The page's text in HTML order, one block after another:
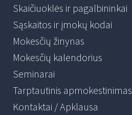
Skaičiuoklės ir pagalbininkai
Sąskaitos ir įmokų kodai
Mokesčių žinynas
Mokesčių kalendorius
Seminarai
Tarptautinis apmokestinimas
Kontaktai / Apklausa